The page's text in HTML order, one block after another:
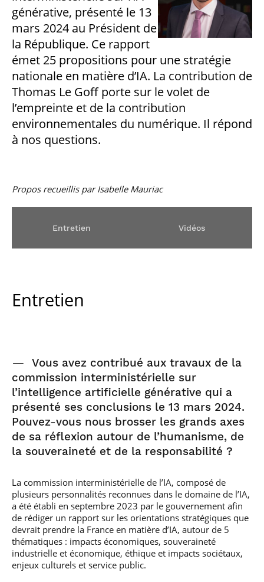
S’engager à Télécom
Paris
Numérique
responsable : nos
élèves impliqués
Parcours Numérique
Responsable
Enquête 1er emploi
Corps des Mines
Parcours Talents : un
Double Diplôme
Corps techniques de
l’État
Artificielle en
alternance
(admissions closes)
Expert
cybersécurité des
réseaux et des
systèmes
d’information
Intelligence
Artificielle – Expert
Data & MLops
autonome
Je suis élève en
situation de
handicap, comment
faire ?
Vous êtes admis,
préparez votre
arrivée
Financement
Entreprises &
solutions Mastère
Événements des
professionnel
• Journaliste
• Diplômé
• Créateur d’entreprise
générative, présenté le 13
mars 2024 au Président de
la République. Ce rapport
émet 25 propositions pour une stratégie
nationale en matière d’IA. La contribution de
Thomas Le Goff porte sur le volet de
l’empreinte et de la contribution
environnementales du numérique. Il répond
à nos questions.
Propos recueillis par Isabelle Mauriac
Entretien Vidéos
Entretien
—
Vous avez contribué aux travaux de la
commission interministérielle sur
l’intelligence artificielle générative qui a
présenté ses conclusions le 13 mars 2024.
Pouvez-vous nous brosser les grands axes
de sa réflexion autour de l’humanisme, de
la souveraineté et de la responsabilité ?
La commission interministérielle de l’IA, composé de
plusieurs personnalités reconnues dans le domaine de l’IA,
a été établi en septembre 2023 par le gouvernement afin
de rédiger un rapport sur les orientations stratégiques que
devrait prendre la France en matière d’IA, autour de 5
thématiques : impacts économiques, souveraineté
industrielle et économique, éthique et impacts sociétaux,
enjeux culturels et service public.